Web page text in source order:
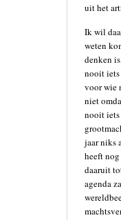
uit het
Ik wil
weten
denken
nooit
voor wie
niet
nooit iets
jaar niks
heeft
daaruit
agenda